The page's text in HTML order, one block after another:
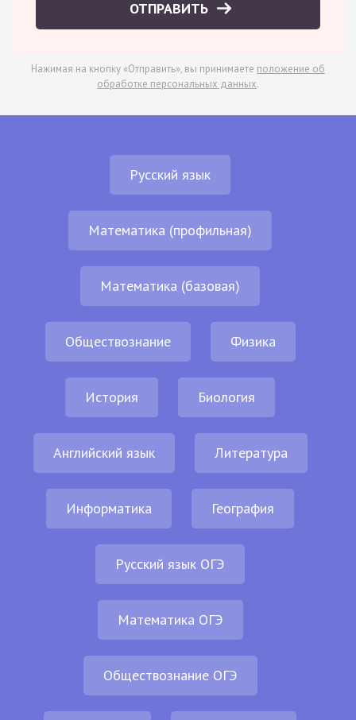
ОТПРАВИТЬ
Нажимая на кнопку «Отправить», вы принимаете положение об
обработке персональных данных.
Русский язык
Математика (профильная)
Математика (базовая)
Обществознание Физика
История Биология
Английский язык Литература
Информатика География
Русский язык ОГЭ
Математика ОГЭ
Обществознание ОГЭ